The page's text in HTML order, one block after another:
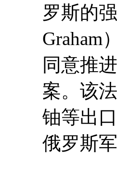
罗斯的
Graham
同意推
案。该
铀等出
俄罗斯